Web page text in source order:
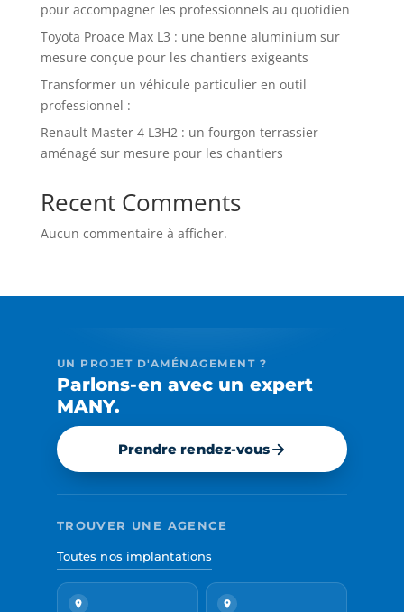
pour accompagner les professionnels au quotidien
Toyota Proace Max L3 : une benne aluminium sur
mesure conçue pour les chantiers exigeants
Transformer un véhicule particulier en outil
professionnel :
Renault Master 4 L3H2 : un fourgon terrassier
aménagé sur mesure pour les chantiers
Recent Comments
Aucun commentaire à afficher.
Prendre rendez-vous
UN PROJET D'AMÉNAGEMENT ?
Parlons-en avec un expert
MANY.
TROUVER UNE AGENCE
Toutes nos implantations